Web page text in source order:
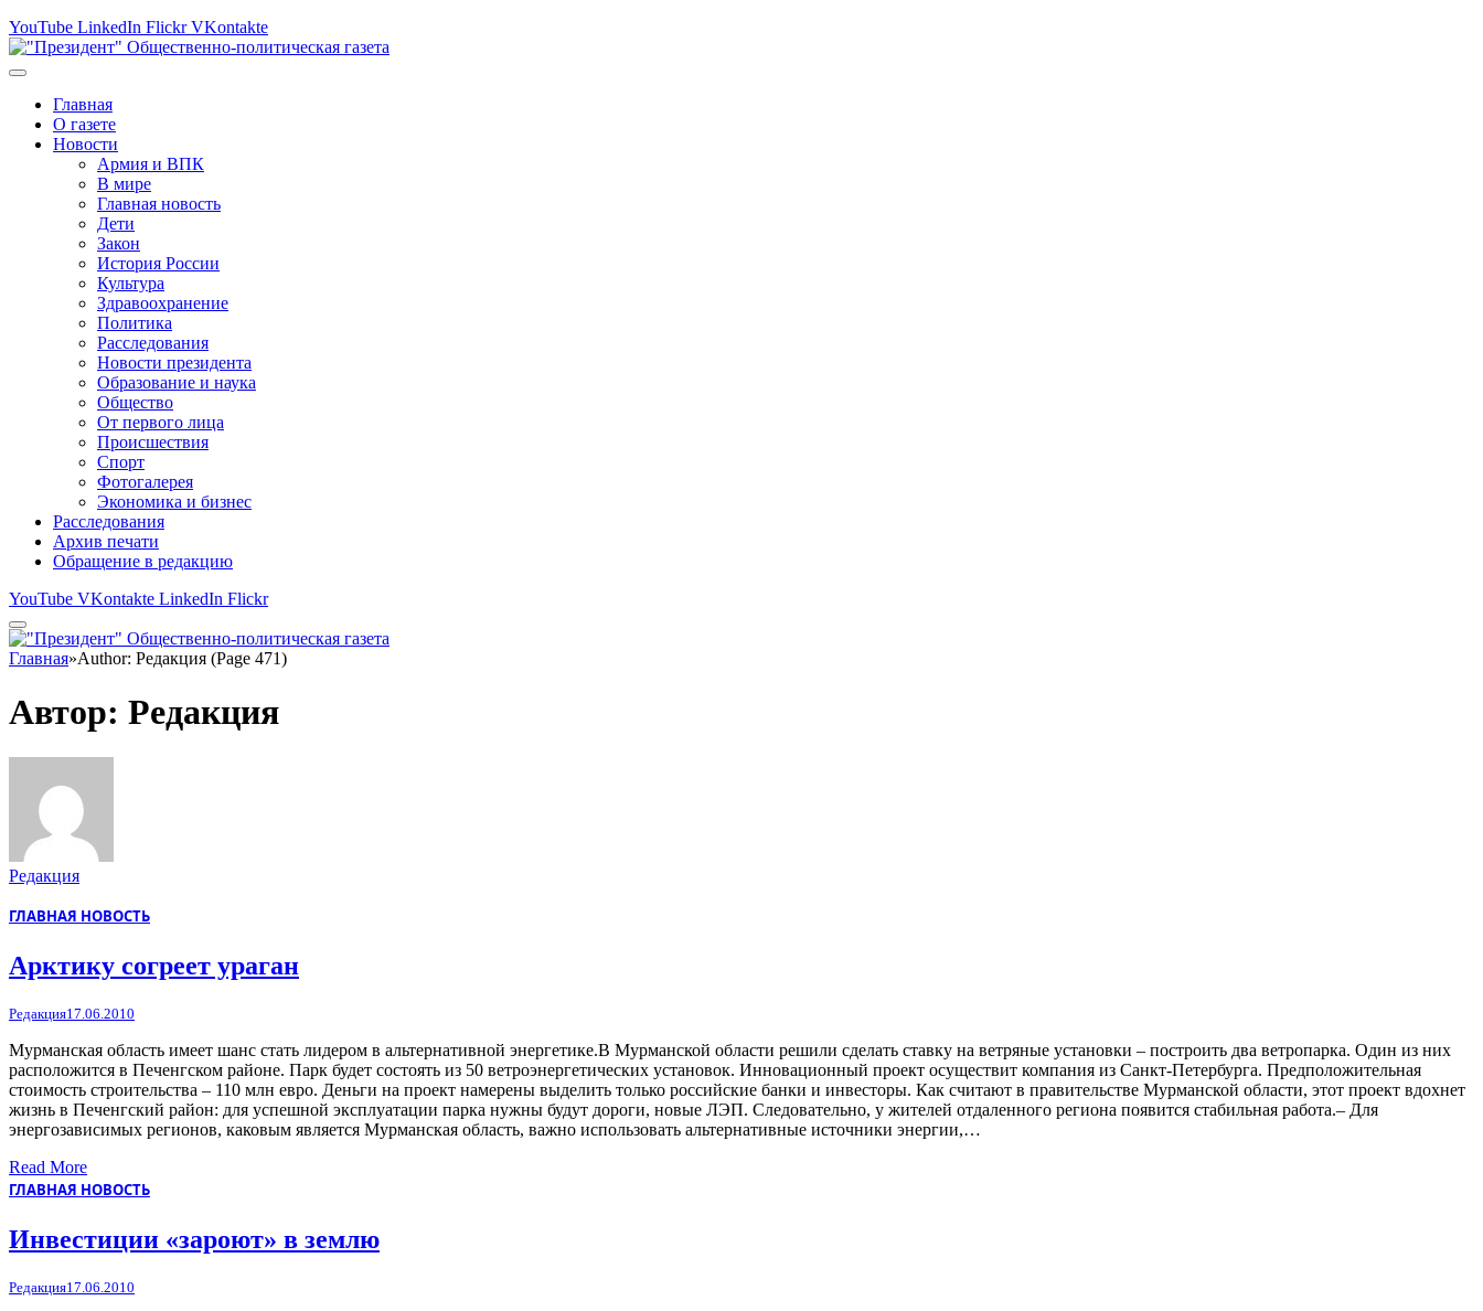
YouTube LinkedIn Flickr VKontakte
Главная
О газете
Новости
Армия и ВПК
В мире
Главная новость
Дети
Закон
История России
Культура
Здравоохранение
Политика
Расследования
Новости президента
Образование и наука
Общество
От первого лица
Происшествия
Спорт
Фотогалерея
Экономика и бизнес
Расследования
Архив печати
Обращение в редакцию
YouTube VKontakte LinkedIn Flickr
Главная»Author: Редакция (Page 471)
Автор: Редакция
Редакция
ГЛАВНАЯ НОВОСТЬ
Арктику согреет ураган
Редакция17.06.2010
Мурманская область имеет шанс стать лидером в альтернативной энергетике.В Мурманской области решили сделать ставку на ветряные установки – построить два ветропарка. Один из них
расположится в Печенгском районе. Парк будет состоять из 50 ветроэнергетических установок. Инновационный проект осуществит компания из Санкт-Петербурга. Предположительная
стоимость строительства – 110 млн евро. Деньги на проект намерены выделить только российские банки и инвесторы. Как считают в правительстве Мурманской области, этот проект вдохнет
жизнь в Печенгский район: для успешной эксплуатации парка нужны будут дороги, новые ЛЭП. Следовательно, у жителей отдаленного региона появится стабильная работа.– Для
энергозависимых регионов, каковым является Мурманская область, важно использовать альтернативные источники энергии,…
Read More
ГЛАВНАЯ НОВОСТЬ
Инвестиции «зароют» в землю
Редакция17.06.2010